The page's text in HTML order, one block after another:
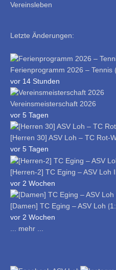
Vereinsleben
Letzte Änderungen:
Ferienprogramm 2026 – Tennis
vor 14 Stunden
Vereinsmeisterschaft 2026
vor 5 Tagen
[Herren 30] ASV Loh – TC Rot-
vor 5 Tagen
[Herren-2] TC Eging – ASV Loh II
vor 2 Wochen
[Damen] TC Eging – ASV Loh
vor 2 Wochen
... mehr ...